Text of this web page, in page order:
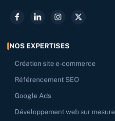
NOS EXPERTISES
Création site e-commerce
Référencement SEO
Google Ads
Développement web sur mesure